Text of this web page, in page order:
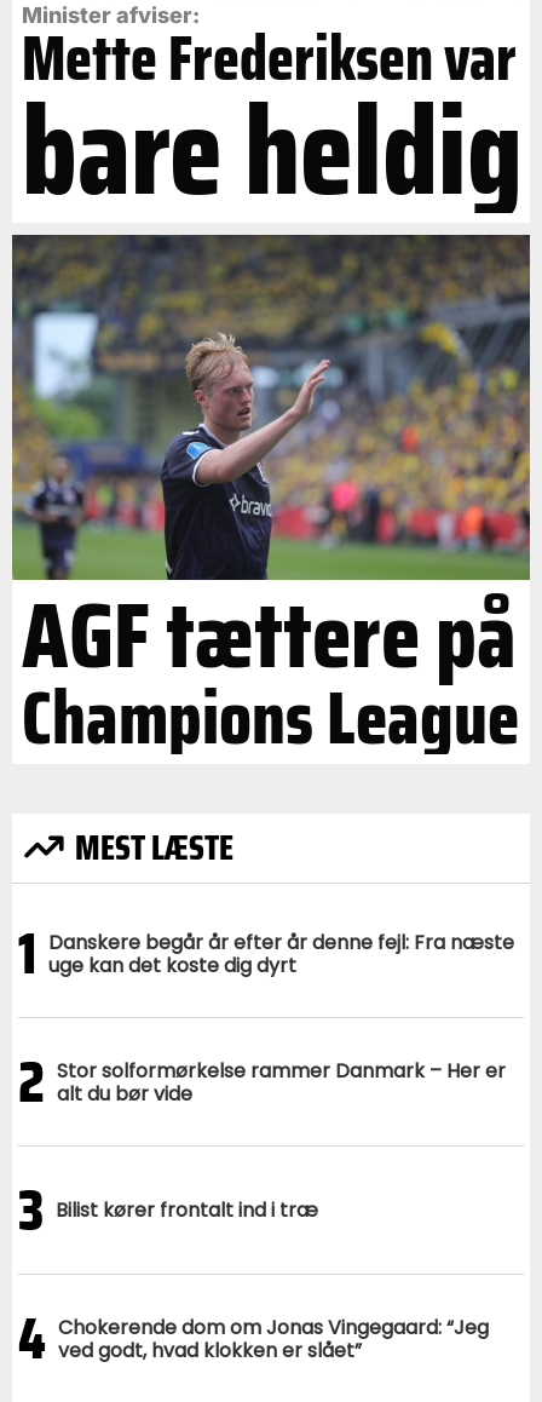
Minister afviser:
Mette Frederiksen var
bare heldig
AGF tættere på
Champions League
MEST LÆSTE
1 Danskere begår år efter år denne fejl: Fra næste
uge kan det koste dig dyrt
2 Stor solformørkelse rammer Danmark – Her er
alt du bør vide
3 Bilist kører frontalt ind i træ
4 Chokerende dom om Jonas Vingegaard: “Jeg
ved godt, hvad klokken er slået”